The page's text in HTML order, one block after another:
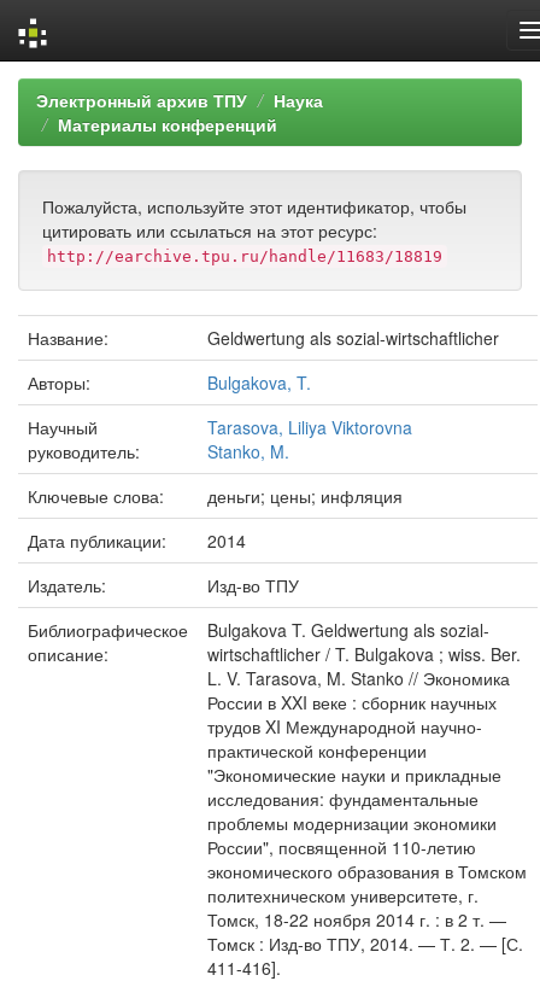
Skip
navigation
Электронный архив ТПУ
Наука
Материалы конференций
Пожалуйста, используйте этот идентификатор, чтобы
цитировать или ссылаться на этот ресурс:
http://earchive.tpu.ru/handle/11683/18819
Название:
Geldwertung als sozial-wirtschaftlicher
Авторы:
Bulgakova, T.
Научный
руководитель:
Tarasova, Liliya Viktorovna
Stanko, M.
Ключевые слова:
деньги; цены; инфляция
Дата публикации:
2014
Издатель:
Изд-во ТПУ
Библиографическое
описание:
Bulgakova T. Geldwertung als sozial-
wirtschaftlicher / T. Bulgakova ; wiss. Ber.
L. V. Tarasova, M. Stanko // Экономика
России в XXI веке : сборник научных
трудов XI Международной научно-
практической конференции
"Экономические науки и прикладные
исследования: фундаментальные
проблемы модернизации экономики
России", посвященной 110-летию
экономического образования в Томском
политехническом университете, г.
Томск, 18-22 ноября 2014 г. : в 2 т. —
Томск : Изд-во ТПУ, 2014. — Т. 2. — [С.
411-416].